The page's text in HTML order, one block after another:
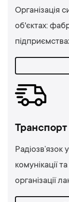
Організація
об'єктах:
Транспорт
Радіозв’язок
комунікації
організації